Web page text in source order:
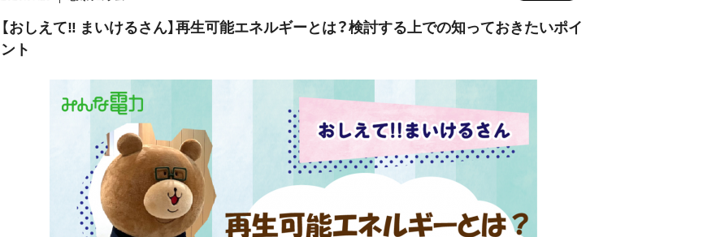
【おしえて‼ まいけるさん】再生可能エネルギーとは？検討する上での知っておきたいポイ
ント